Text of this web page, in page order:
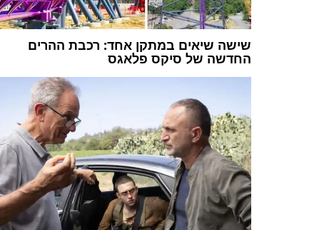
שישה שיאים במתקן אחד: רכבת ההרים
החדשה של סיקס פלאגס